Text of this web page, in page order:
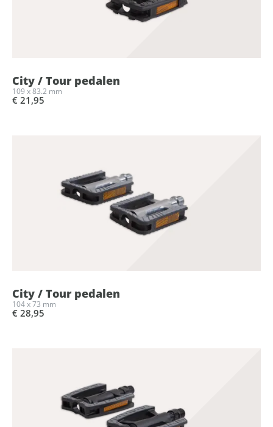
City / Tour pedalen
109 x 83.2 mm
€ 21,95
City / Tour pedalen
104 x 73 mm
€ 28,95